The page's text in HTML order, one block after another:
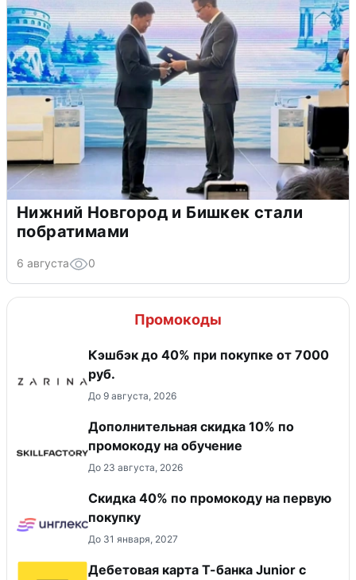
Нижний Новгород и Бишкек стали
побратимами
6 августа 0
Промокоды
Кэшбэк до 40% при покупке от 7000
руб.
До 9 августа, 2026
Дополнительная скидка 10% по
промокоду на обучение
До 23 августа, 2026
Скидка 40% по промокоду на первую
покупку
До 31 января, 2027
Дебетовая карта Т-банка Junior с